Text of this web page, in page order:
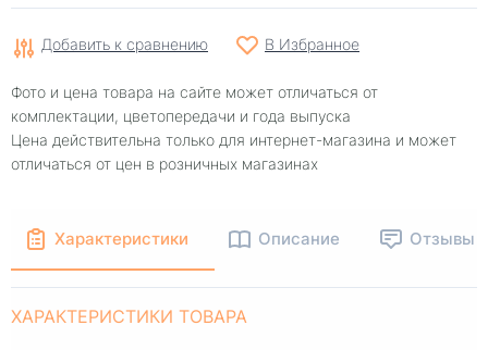
Добавить к сравнению В Избранное
Фото и цена товара на сайте может отличаться от
комплектации, цветопередачи и года выпуска
Цена действительна только для интернет-магазина и может
отличаться от цен в розничных магазинах
Характеристики Описание Отзывы
ХАРАКТЕРИСТИКИ ТОВАРА